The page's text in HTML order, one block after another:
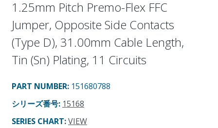
1.25mm Pitch Premo-Flex FFC
Jumper, Opposite Side Contacts
(Type D), 31.00mm Cable Length,
Tin (Sn) Plating, 11 Circuits
PART NUMBER: 151680788
シリーズ番号: 15168
SERIES CHART:VIEW